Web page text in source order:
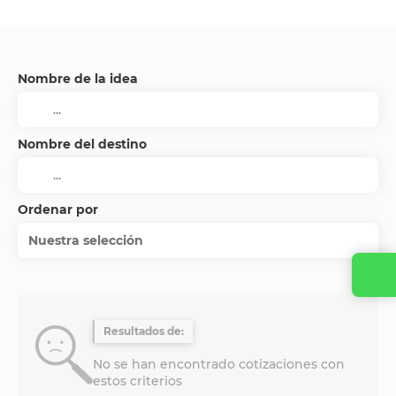
Nombre de la idea
Nombre del destino
Ordenar por
Nuestra selección
Resultados de:
No se han encontrado cotizaciones con
estos criterios